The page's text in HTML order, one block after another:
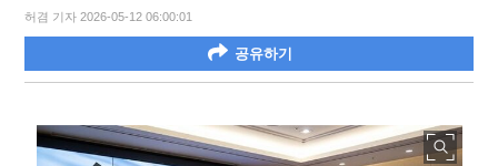
허겸 기자 2026-05-12 06:00:01
공유하기